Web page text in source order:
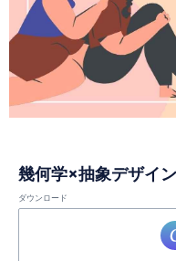
幾何学×抽象デザイ
ダウンロード